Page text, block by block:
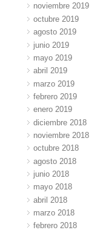
noviembre 2019
octubre 2019
agosto 2019
junio 2019
mayo 2019
abril 2019
marzo 2019
febrero 2019
enero 2019
diciembre 2018
noviembre 2018
octubre 2018
agosto 2018
junio 2018
mayo 2018
abril 2018
marzo 2018
febrero 2018